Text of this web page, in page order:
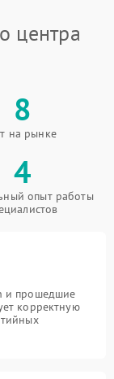
центра
8
на рынке
4
опыт работы
и прошедшие
корректную